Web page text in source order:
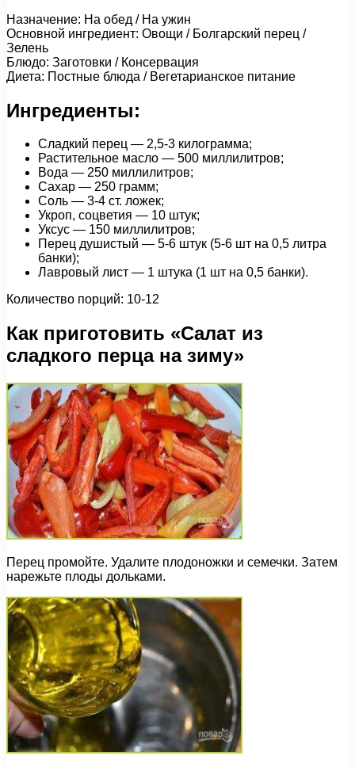
Назначение: На обед / На ужин
Основной ингредиент: Овощи / Болгарский перец /
Зелень
Блюдо: Заготовки / Консервация
Диета: Постные блюда / Вегетарианское питание
Ингредиенты:
Сладкий перец — 2,5-3 килограмма;
Растительное масло — 500 миллилитров;
Вода — 250 миллилитров;
Сахар — 250 грамм;
Соль — 3-4 ст. ложек;
Укроп, соцветия — 10 штук;
Уксус — 150 миллилитров;
Перец душистый — 5-6 штук (5-6 шт на 0,5 литра
банки);
Лавровый лист — 1 штука (1 шт на 0,5 банки).
Количество порций: 10-12
Как приготовить «Салат из
сладкого перца на зиму»
Перец промойте. Удалите плодоножки и семечки. Затем
нарежьте плоды дольками.